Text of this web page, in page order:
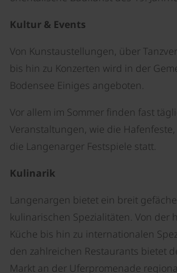
Kultur & Events
Von Kunstaustellungen, über
bis hin zu Konzerten wird in der
Bodensee Einiges angeboten.
Vor allem im Sommer finden fast
Veranstaltungen, wie die
die Langenarger Festspiele statt.
Kulinarik
Langenargen bietet ein breit
kulinarischen Spezialitäten. Von der
Küche bis hin zu internationalen
den zahlreichen Restaurants bietet
Markt an der Uferpromenade